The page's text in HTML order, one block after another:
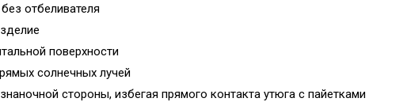
отбеливателя
поверхности
солнечных лучей
стороны, избегая прямого контакта утюга с пайетками